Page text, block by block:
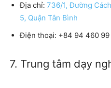
Địa chỉ: 736/1, Đường
5, Quận Tân Bình
Điện thoại: +84 94 460 99
7. Trung tâm dạy